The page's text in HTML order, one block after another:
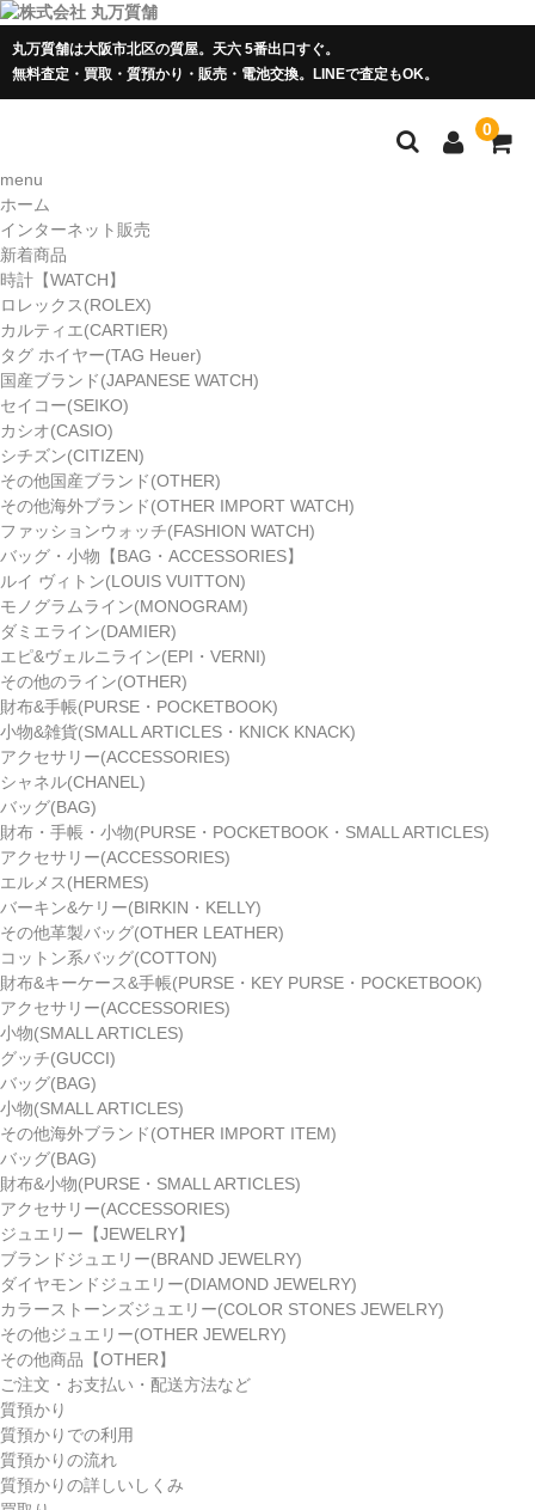
丸万質舗は大阪市北区の質屋。天六 5番出口すぐ。
無料査定・買取・質預かり・販売・電池交換。LINEで査定もOK。
0
menu
ホーム
インターネット販売
新着商品
時計【WATCH】
ロレックス(ROLEX)
カルティエ(CARTIER)
タグ ホイヤー(TAG Heuer)
国産ブランド(JAPANESE WATCH)
セイコー(SEIKO)
カシオ(CASIO)
シチズン(CITIZEN)
その他国産ブランド(OTHER)
その他海外ブランド(OTHER IMPORT WATCH)
ファッションウォッチ(FASHION WATCH)
バッグ・小物【BAG・ACCESSORIES】
ルイ ヴィトン(LOUIS VUITTON)
モノグラムライン(MONOGRAM)
ダミエライン(DAMIER)
エピ&ヴェルニライン(EPI・VERNI)
その他のライン(OTHER)
財布&手帳(PURSE・POCKETBOOK)
小物&雑貨(SMALL ARTICLES・KNICK KNACK)
アクセサリー(ACCESSORIES)
シャネル(CHANEL)
バッグ(BAG)
財布・手帳・小物(PURSE・POCKETBOOK・SMALL ARTICLES)
アクセサリー(ACCESSORIES)
エルメス(HERMES)
バーキン&ケリー(BIRKIN・KELLY)
その他革製バッグ(OTHER LEATHER)
コットン系バッグ(COTTON)
財布&キーケース&手帳(PURSE・KEY PURSE・POCKETBOOK)
アクセサリー(ACCESSORIES)
小物(SMALL ARTICLES)
グッチ(GUCCI)
バッグ(BAG)
小物(SMALL ARTICLES)
その他海外ブランド(OTHER IMPORT ITEM)
バッグ(BAG)
財布&小物(PURSE・SMALL ARTICLES)
アクセサリー(ACCESSORIES)
ジュエリー【JEWELRY】
ブランドジュエリー(BRAND JEWELRY)
ダイヤモンドジュエリー(DIAMOND JEWELRY)
カラーストーンズジュエリー(COLOR STONES JEWELRY)
その他ジュエリー(OTHER JEWELRY)
その他商品【OTHER】
ご注文・お支払い・配送方法など
質預かり
質預かりでの利用
質預かりの流れ
質預かりの詳しいしくみ